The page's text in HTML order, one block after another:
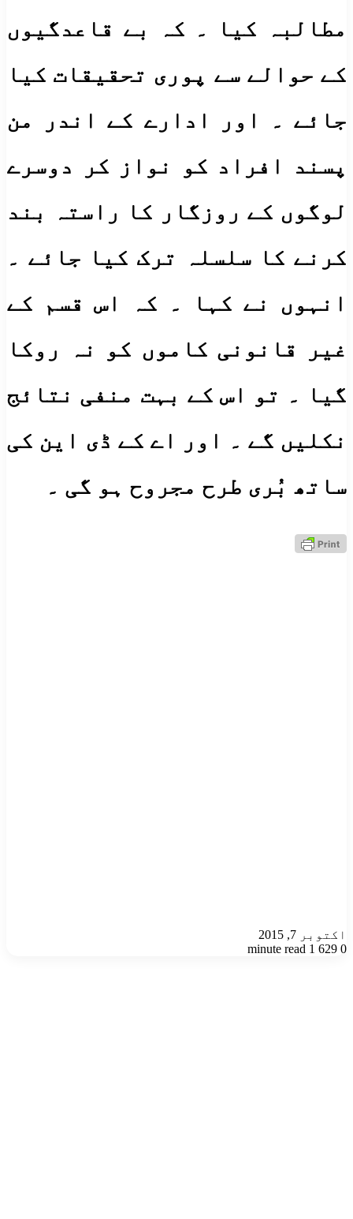
مطالبہ کیا ۔ کہ بے قاعدگیوں
کے حوالے سے پوری تحقیقات کیا
جائے ۔ اور ادارے کے اندر من
پسند افراد کو نواز کر دوسرے
لوگوں کے روزگار کا راستہ بند
کرنے کا سلسلہ ترک کیا جائے ۔
انہوں نے کہا ۔ کہ اس قسم کے
غیر قانونی کاموں کو نہ روکا
گیا ۔ تو اس کے بہت منفی نتائج
نکلیں گے ۔ اور اے کے ڈی این کی
ساتھ بُری طرح مجروح ہو گی ۔
اکتوبر 7, 2015
0
1 minute read